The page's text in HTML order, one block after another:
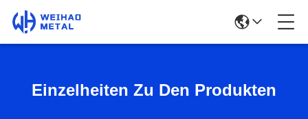
Einzelheiten Zu Den Produkten